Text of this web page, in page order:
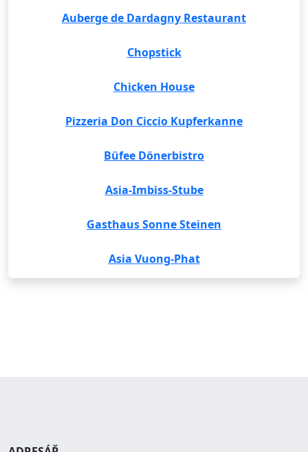
Auberge de Dardagny Restaurant
Chopstick
Chicken House
Pizzeria Don Ciccio Kupferkanne
Büfee Dönerbistro
Asia-Imbiss-Stube
Gasthaus Sonne Steinen
Asia Vuong-Phat